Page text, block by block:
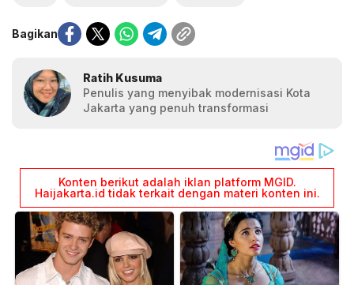
Bagikan
Ratih Kusuma
Penulis yang menyibak modernisasi Kota
Jakarta yang penuh transformasi